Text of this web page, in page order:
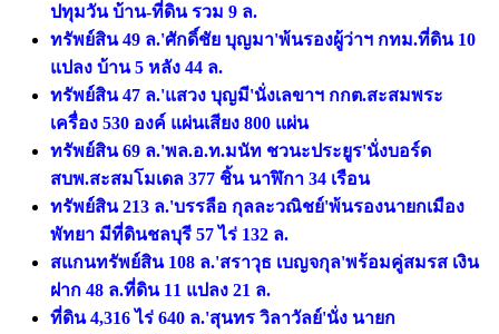
ปทุมวัน บ้าน-ที่ดิน รวม 9 ล.
ทรัพย์สิน 49 ล.'ศักดิ์ชัย บุญมา'พ้นรองผู้ว่าฯ กทม.ที่ดิน 10
แปลง บ้าน 5 หลัง 44 ล.
ทรัพย์สิน 47 ล.'แสวง บุญมี'นั่งเลขาฯ กกต.สะสมพระ
เครื่อง 530 องค์ แผ่นเสียง 800 แผ่น
ทรัพย์สิน 69 ล.'พล.อ.ท.มนัท ชวนะประยูร'นั่งบอร์ด
สบพ.สะสมโมเดล 377 ชิ้น นาฬิกา 34 เรือน
ทรัพย์สิน 213 ล.'บรรลือ กุลละวณิชย์'พ้นรองนายกเมือง
พัทยา มีที่ดินชลบุรี 57 ไร่ 132 ล.
สแกนทรัพย์สิน 108 ล.'สราวุธ เบญจกุล'พร้อมคู่สมรส เงิน
ฝาก 48 ล.ที่ดิน 11 แปลง 21 ล.
ที่ดิน 4,316 ไร่ 640 ล.'สุนทร วิลาวัลย์'นั่ง นายก